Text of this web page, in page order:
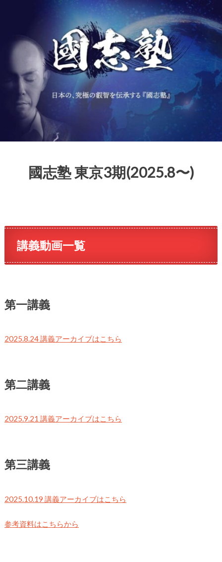
國志塾 東京3期(2025.8〜)
講義動画一覧
第一講義
2025.8.24 講義アーカイブはこちら
第二講義
2025.9.21 講義アーカイブはこちら
第三講義
2025.10.19 講義アーカイブはこちら
参考資料はこちらから